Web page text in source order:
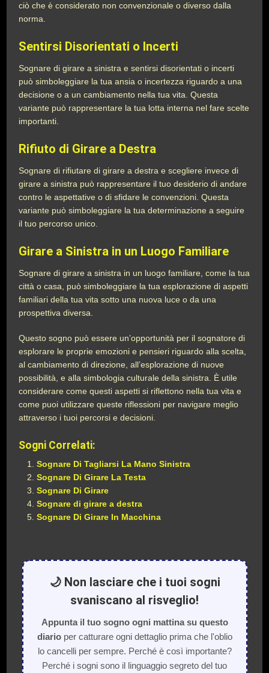
ciò che è considerato non convenzionale o diverso dalla
norma.
Sentirsi Disorientati o Incerti
Sognare di girare a sinistra e sentirsi disorientati o incerti
può simboleggiare la tua ansia o incertezza riguardo a una
decisione o a un cambiamento nella tua vita. Questa
variante può rappresentare la tua lotta interna nel fare scelte
importanti.
Rifiuto di Girare a Destra
Sognare di rifiutare di girare a destra e scegliere invece di
girare a sinistra può rappresentare il tuo desiderio di andare
contro le aspettative o di sfidare le convenzioni. Questa
variante può simboleggiare la tua determinazione a seguire
il tuo percorso unico.
Girare a Sinistra in un Luogo Familiare
Sognare di girare a sinistra in un luogo familiare, come la tua
città o casa, può simboleggiare la tua esplorazione di aspetti
familiari della tua vita sotto una nuova luce o da una
prospettiva diversa.
Questo sogno può essere un’opportunità per il sognatore di
esplorare le proprie emozioni e pensieri riguardo alla scelta,
al cambiamento di direzione, all’esplorazione di nuove
possibilità, e alla simbologia culturale della sinistra. È utile
considerare come questi aspetti si riflettono nella tua vita e
come puoi utilizzare queste riflessioni per navigare meglio
attraverso i tuoi percorsi e decisioni.
Sogni Correlati:
Sognare Di Tagliarsi La Mano Sinistra
Sognare Di Girare La Testa
Sognare Di Girare
Sognare di girare a destra
Sognare Di Girare In Macchina
🌙 Non lasciare che i tuoi sogni
svaniscano al risveglio!
Appunta il tuo sogno ogni mattina su questo
diarioper catturare ogni dettaglio prima che l'oblio
lo cancelli per sempre. Perché è così importante?
Perché i sogni sono il linguaggio segreto del tuo